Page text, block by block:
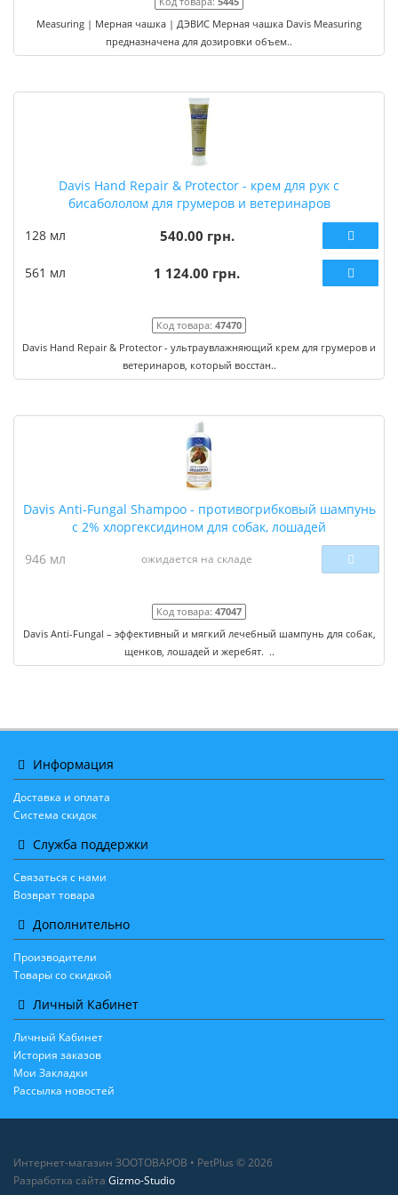
Measuring | Мерная чашка | ДЭВИС Мерная чашка Davis Measuring
предназначена для дозировки объем..
Davis Hand Repair & Protector - крем для рук с
бисабололом для грумеров и ветеринаров
128 мл
540.00 грн.
561 мл 1 124.00 грн.
Код товара: 47470
Davis Hand Repair & Protector - ультраувлажняющий крем для грумеров и
ветеринаров, который восстан..
Davis Anti-Fungal Shampoo - противогрибковый шампунь
с 2% хлоргексидином для собак, лошадей
946 мл
ожидается на складе
Код товара: 47047
Davis Anti-Fungal – эффективный и мягкий лечебный шампунь для собак,
щенков, лошадей и жеребят. ..
Информация
Доставка и оплата
Система скидок
Служба поддержки
Связаться с нами
Возврат товара
Дополнительно
Производители
Товары со скидкой
Личный Кабинет
Личный Кабинет
История заказов
Мои Закладки
Рассылка новостей
Интернет-магазин ЗООТОВАРОВ • PetPlus © 2026
Разработка сайта Gizmo-Studio